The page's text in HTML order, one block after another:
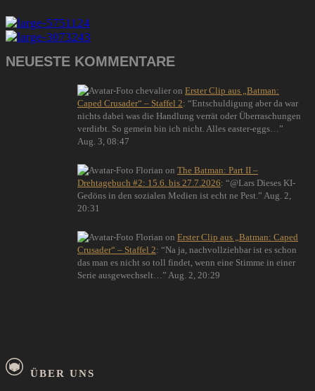
NEUESTE KOMMENTARE
chevalier on Erster Clip aus „Batman:
Caped Crusader“ – Staffel 2: “Entschuldigung aber da war
nichts dabei was die Handlung verrät oder Überraschungen
verdirbt. So gemein bin ich nicht. Alles easter-eggs… ”
Aug. 3, 08:47
Florian on The Batman: Part II –
Drehtagebuch #2: 15.6. bis 27.7.2026: “@Lars Dieses KI-
Gedöns in den sozialen Medien ist echt ne Pest. ” Aug. 2,
20:31
Florian on Erster Clip aus „Batman: Caped
Crusader“ – Staffel 2: “Na ja, nachvollziehbar ist es schon
das man es nicht so toll findet, wenn eine Stimme in einer
Serie ausgewechselt… ” Aug. 2, 20:29
ÜBER UNS